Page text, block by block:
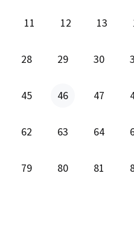
11 12 13
28 29 30
45 46 47
62 63 64
79 80 81